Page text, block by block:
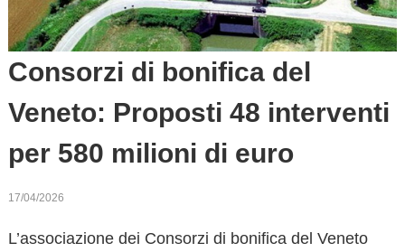
Consorzi di bonifica del
Veneto: Proposti 48 interventi
per 580 milioni di euro
17/04/2026
L’associazione dei Consorzi di bonifica del Veneto